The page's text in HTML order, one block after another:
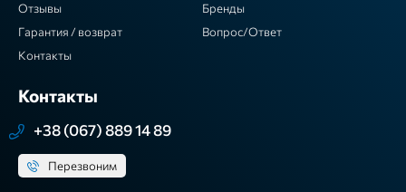
Отзывы
Гарантия / возврат
Контакты
Бренды
Вопрос/Ответ
Контакты
+38 (067) 889 14 89
Перезвоним